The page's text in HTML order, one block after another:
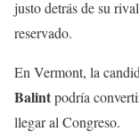
justo detrás de su
reservado.
En Vermont, la
Balintpodría
llegar al Congreso.